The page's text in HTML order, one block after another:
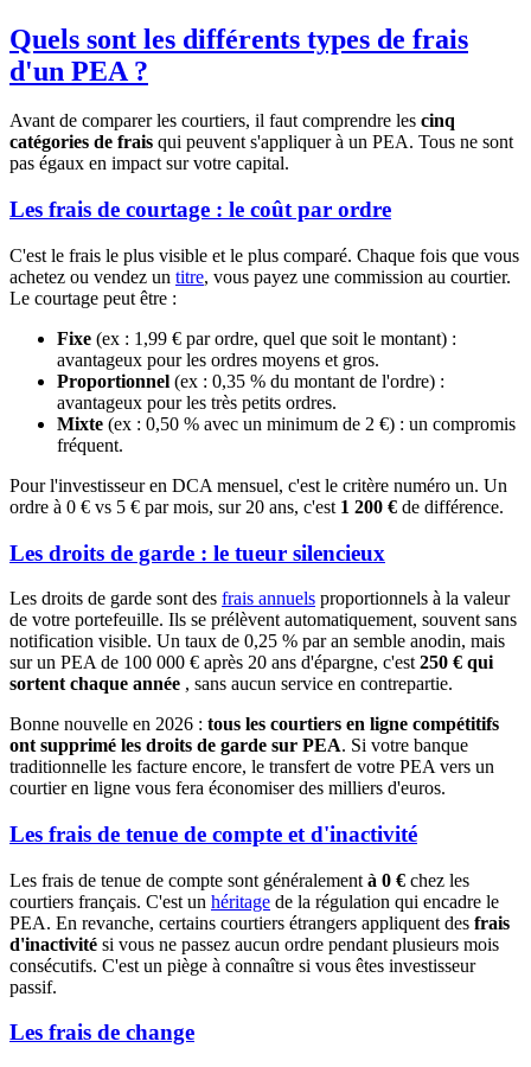
Quels sont les différents types de frais
d'un PEA ?
Avant de comparer les courtiers, il faut comprendre les cinq
catégories de frais qui peuvent s'appliquer à un PEA. Tous ne sont
pas égaux en impact sur votre capital.
Les frais de courtage : le coût par ordre
C'est le frais le plus visible et le plus comparé. Chaque fois que vous
achetez ou vendez un titre, vous payez une commission au courtier.
Le courtage peut être :
Fixe (ex : 1,99 € par ordre, quel que soit le montant) :
avantageux pour les ordres moyens et gros.
Proportionnel (ex : 0,35 % du montant de l'ordre) :
avantageux pour les très petits ordres.
Mixte (ex : 0,50 % avec un minimum de 2 €) : un compromis
fréquent.
Pour l'investisseur en DCA mensuel, c'est le critère numéro un. Un
ordre à 0 € vs 5 € par mois, sur 20 ans, c'est 1 200 € de différence.
Les droits de garde : le tueur silencieux
Les droits de garde sont des frais annuels proportionnels à la valeur
de votre portefeuille. Ils se prélèvent automatiquement, souvent sans
notification visible. Un taux de 0,25 % par an semble anodin, mais
sur un PEA de 100 000 € après 20 ans d'épargne, c'est 250 € qui
sortent chaque année , sans aucun service en contrepartie.
Bonne nouvelle en 2026 : tous les courtiers en ligne compétitifs
ont supprimé les droits de garde sur PEA. Si votre banque
traditionnelle les facture encore, le transfert de votre PEA vers un
courtier en ligne vous fera économiser des milliers d'euros.
Les frais de tenue de compte et d'inactivité
Les frais de tenue de compte sont généralement à 0 € chez les
courtiers français. C'est un héritage de la régulation qui encadre le
PEA. En revanche, certains courtiers étrangers appliquent des frais
d'inactivité si vous ne passez aucun ordre pendant plusieurs mois
consécutifs. C'est un piège à connaître si vous êtes investisseur
passif.
Les frais de change